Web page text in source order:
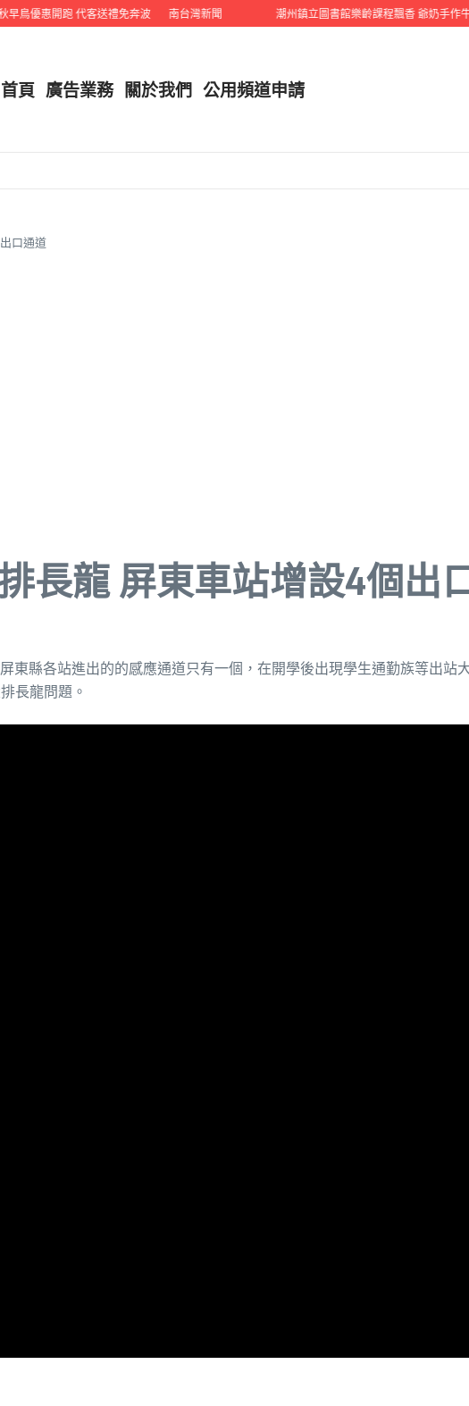
鳥優惠開跑 代客送禮免奔波 南台灣新聞 潮州鎮立圖書館樂齡課程飄香 爺奶手作牛
首頁 廣告業務 關於我們 公用頻道申請
口通道
長龍 屏東車站增設4個出
東縣各站進出的的感應通道只有一個，在開學後出現學生通勤族等出
長龍問題。